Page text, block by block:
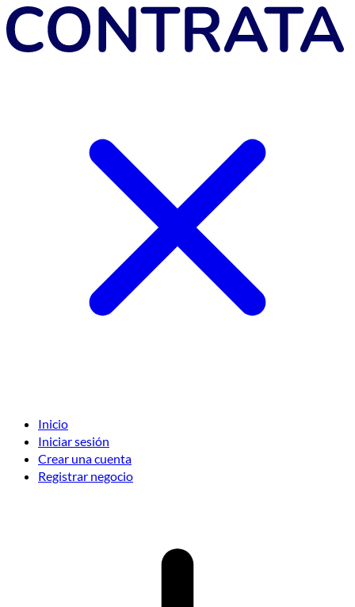
Inicio
Iniciar sesión
Crear una cuenta
Registrar negocio